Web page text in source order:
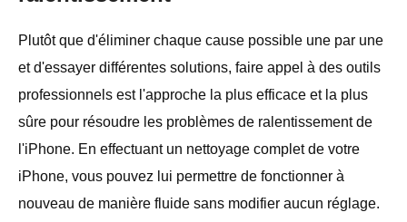
Plutôt que d'éliminer chaque cause possible une par une
et d'essayer différentes solutions, faire appel à des outils
professionnels est l'approche la plus efficace et la plus
sûre pour résoudre les problèmes de ralentissement de
l'iPhone. En effectuant un nettoyage complet de votre
iPhone, vous pouvez lui permettre de fonctionner à
nouveau de manière fluide sans modifier aucun réglage.